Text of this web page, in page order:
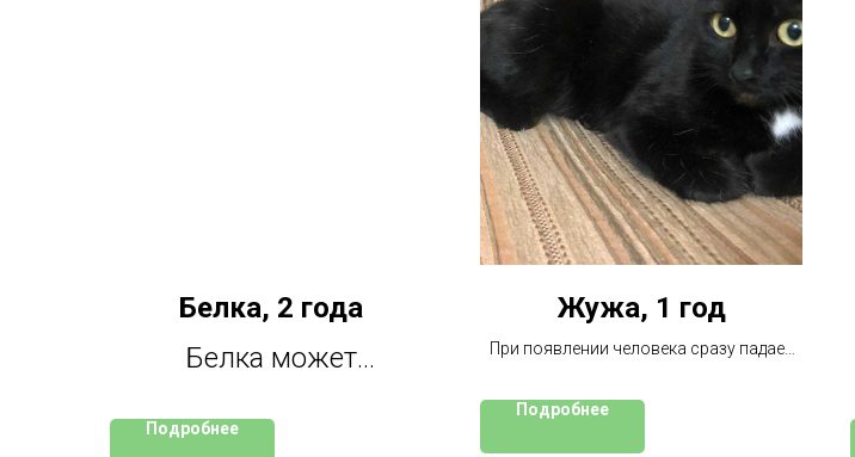
Белка, 2 года
Белка может
серьезной , но на самом
Подробнее
Жужа, 1 год
При появлении человека сразу падает
Подробнее